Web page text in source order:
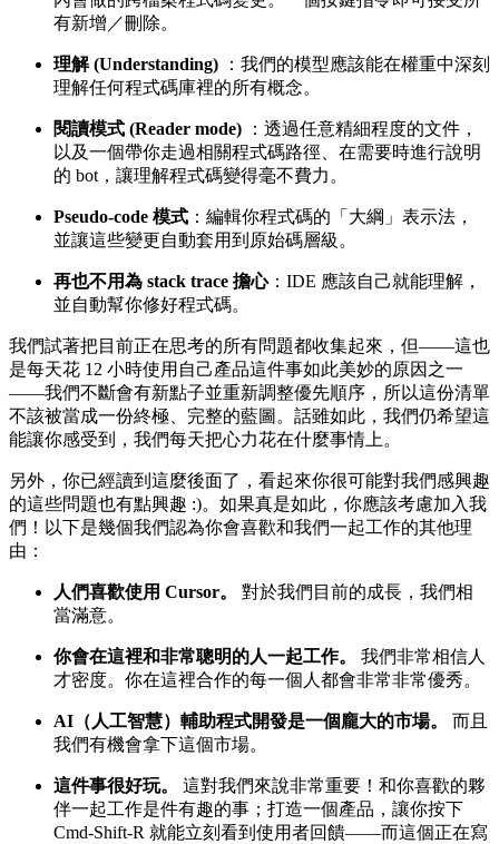
有新增／刪除。
理解 (Understanding)
：我們的模型應該能在權重中深刻
理解任何程式碼庫裡的所有概念。
閱讀模式 (Reader mode)
：透過任意精細程度的文件，
以及一個帶你走過相關程式碼路徑、在需要時進行說明
的 bot，讓理解程式碼變得毫不費力。
Pseudo-code 模式 ：編輯你程式碼的「大綱」表示法，
並讓這些變更自動套用到原始碼層級。
再也不用為 stack trace 擔心：IDE 應該自己就能理解，
並自動幫你修好程式碼。
我們試著把目前正在思考的所有問題都收集起來，但——這也
是每天花 12 小時使用自己產品這件事如此美妙的原因之一
——我們不斷會有新點子並重新調整優先順序，所以這份清單
不該被當成一份終極、完整的藍圖。話雖如此，我們仍希望這
能讓你感受到，我們每天把心力花在什麼事情上。
另外，你已經讀到這麼後面了，看起來你很可能對我們感興趣
的這些問題也有點興趣 :)。如果真是如此，你應該考慮加入我
們！以下是幾個我們認為你會喜歡和我們一起工作的其他理
由：
人們喜歡使用 Cursor。
對於我們目前的成長，我們相
當滿意。
你會在這裡和非常聰明的人一起工作。
我們非常相信人
才密度。你在這裡合作的每一個人都會非常非常優秀。
AI（人工智慧）輔助程式開發是一個龐大的市場。
而且
我們有機會拿下這個市場。
這件事很好玩。
這對我們來說非常重要！和你喜歡的夥
伴一起工作是件有趣的事；打造一個產品，讓你按下
Cmd-Shift-R 就能立刻看到使用者回饋——而這個正在寫